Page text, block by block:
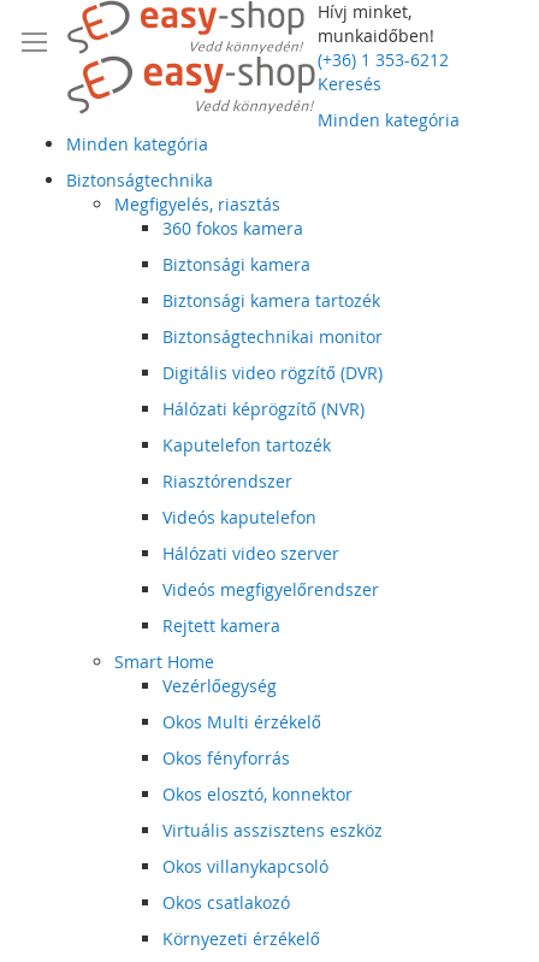
Hívj minket,
munkaidőben!
(+36) 1 353-6212
Keresés
Minden kategória
Minden kategória
Biztonságtechnika
Megfigyelés, riasztás
360 fokos kamera
Biztonsági kamera
Biztonsági kamera tartozék
Biztonságtechnikai monitor
Digitális video rögzítő (DVR)
Hálózati képrögzítő (NVR)
Kaputelefon tartozék
Riasztórendszer
Videós kaputelefon
Hálózati video szerver
Videós megfigyelőrendszer
Rejtett kamera
Smart Home
Vezérlőegység
Okos Multi érzékelő
Okos fényforrás
Okos elosztó, konnektor
Virtuális asszisztens eszköz
Okos villanykapcsoló
Okos csatlakozó
Környezeti érzékelő